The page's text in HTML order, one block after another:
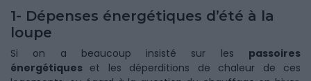
1- Dépenses énergétiques d’été à la
loupe
Si on a beaucoup insisté sur les passoires
énergétiques et les déperditions de chaleur de ces